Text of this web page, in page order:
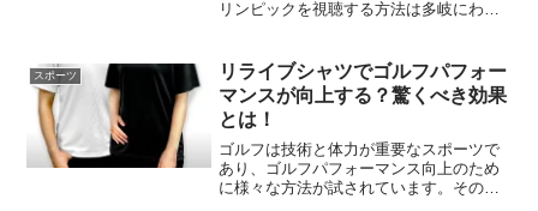
リンピックを視聴する方法は多岐にわた
ことができます。オリンピック配信には
さまざまな方法があります。例えば、
NHKのWebサイトや「NHKプラス」、民
放テレビ局が連携する公式テレビポータ
ルサイト「TVer」、オリンピック公式競
技動画配信サイトの「オリンピック動画 -
リプレイ ＆ ハイライト」などがその代表
です。
スポーツ
リライブシャツでゴルフパフォー
マンスが向上する？驚くべき効果
とは！
ゴルフは技術と体力が重要なスポーツで
あり、ゴルフパフォーマンス向上のため
に様々な方法が試されています。その中